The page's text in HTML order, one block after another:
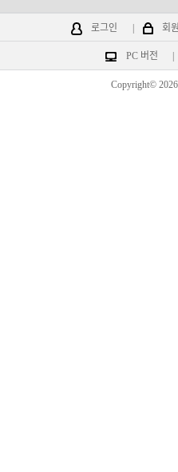
로그인 회
PC 버전
Copyright© 2026